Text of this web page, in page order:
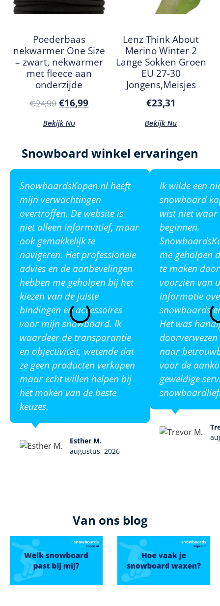
Poederbaas
nekwarmer One Size
– zwart, nekwarmer
met fleece aan
onderzijde
€24,99 €16,99
Bekijk Nu
Lenz Think About
Merino Winter 2
Lange Sokken Groen
EU 27-30
Jongens,Meisjes
€23,31
Bekijk Nu
Snowboard winkel ervaringen
SnowboardsKopen.nl heeft
mijn verwachtingen
overtroffen. De website is
niet alleen informatief, maar
ook gemakkelijk te
navigeren. Het professionele
advies en de aanbevelingen
hebben me geholpen bij het
kiezen van de juiste
bindingen en accessoires
voor mijn snowboard. Ik
waardeer de transparantie
en objectiviteit, wetende dat
ze geen producten verkopen
maar echt willen helpen bij
het maken van de beste
keuzes.
Esther M.
augustus, 2026
Ik wilde een
snowboard
wist niet waar
beginnen.
me geholpen
te maken
voorzien van
informatie
snowboards
Het was
naar
voor de
geweldige
Van ons blog